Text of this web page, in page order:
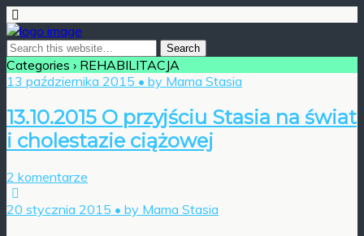
Categories › REHABILITACJA
13 października 2015 • by Mama Stasia
13.10.2015 O przyjściu Stasia na świat
i cholestazie ciążowej
2 komentarze
20 stycznia 2015 • by Mama Stasia